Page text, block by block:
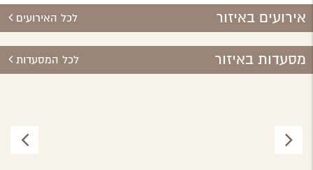
אירועים באיזור לכל האירועים
מסעדות באיזור לכל המסעדות